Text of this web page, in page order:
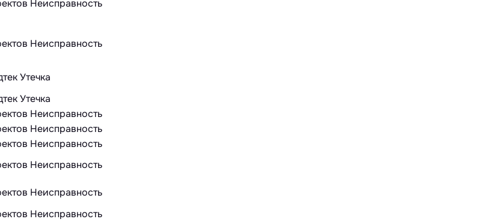
Неисправность
Неисправность
Утечка
Утечка
Неисправность
Неисправность
Неисправность
Неисправность
Неисправность
Неисправность